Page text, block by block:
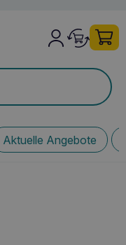
Aktuelle Angebote